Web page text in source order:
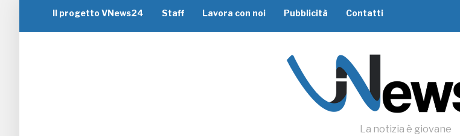
Il progetto VNews24 Staff Lavora con noi Pubblicità Contatti
La notizia è giovane